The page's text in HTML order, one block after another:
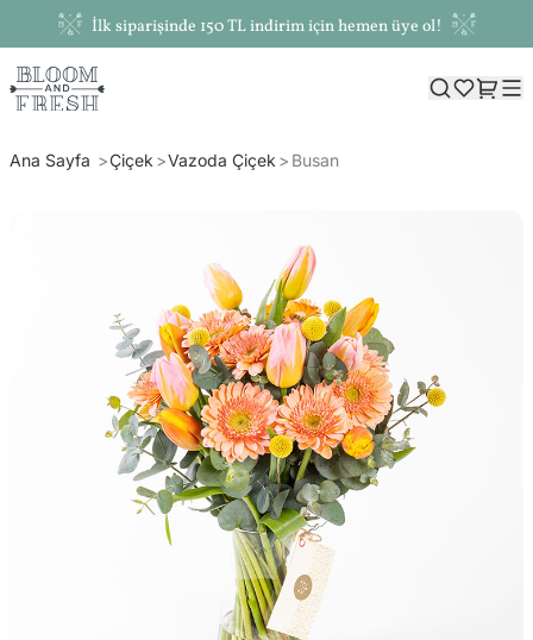
İlk siparişinde 150 TL indirim için hemen üye ol!
Ana Sayfa Çiçek Vazoda Çiçek Busan